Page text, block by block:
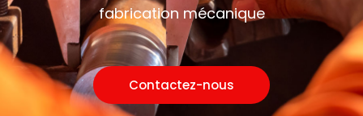
fabrication mécanique
Contactez-nous